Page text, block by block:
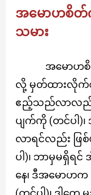
အမောဟစိတ်
သမား
အမောဟစိ
လို့ မှတ်ထားလိုက်စမ်
ဧည့်သည်လာလည်း
ပျက်ကို (တင်ပါ)
လာရင်လည်း ဖြစ်
ပါ)၊ ဘာမှမရှိရ
နေ၊ ဒီအမောဟ